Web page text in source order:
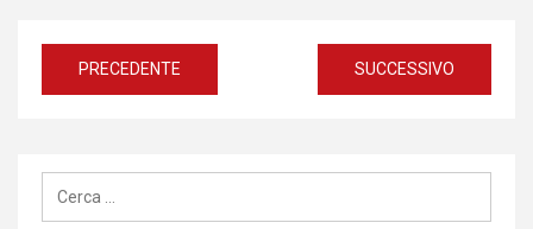
Navigazione
articoli
PRECEDENTE SUCCESSIVO
Ricerca